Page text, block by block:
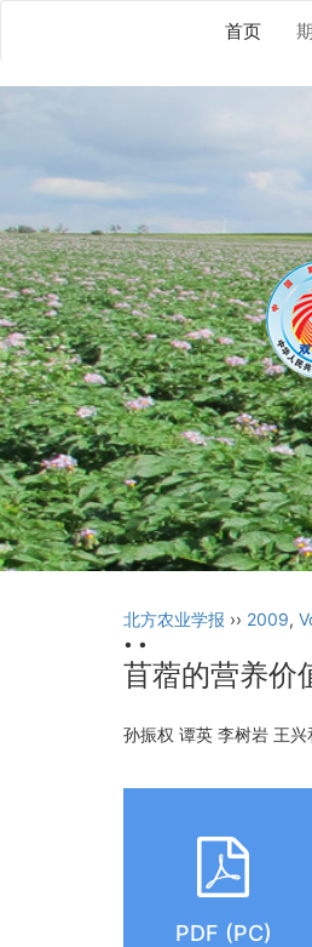
首页
北方农业学报 ›› 2009,
• •
苜蓿的营养价
孙振权 谭英 李树岩 王
PDF (PC)